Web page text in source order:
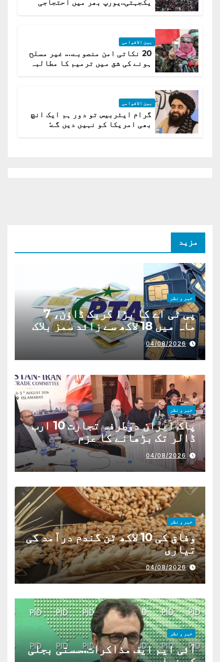
یکجہتی..یورپ بھر میں احتجاجی
بین الاقوامی
20 نکاتی امن منصوبے…. غیر مسلح
ہونے کی شق میں ترمیم کا مطالبہ
بین الاقوامی
گرام ایئربیس تو دور ہم ایک انچ
بھی امریکا کو نہیں دیں گے:
مزید
خبر و نظر
پی ٹی اے کا بڑا کریک ڈاؤن، 7
ماہ میں 18 لاکھ سے زائد سمز بلاک
04/08/2026
خبر و نظر
پاک ایران دوطرفہ تجارت 10 ارب
ڈالر تک بڑھانے کا عزم
04/08/2026
خبر و نظر
وفاق کی 10 لاکھ ٹن گندم درآمد کی
تیاری
04/08/2026
خبر و نظر
آئی ایم ایف مذاکرات..سستی بجلی